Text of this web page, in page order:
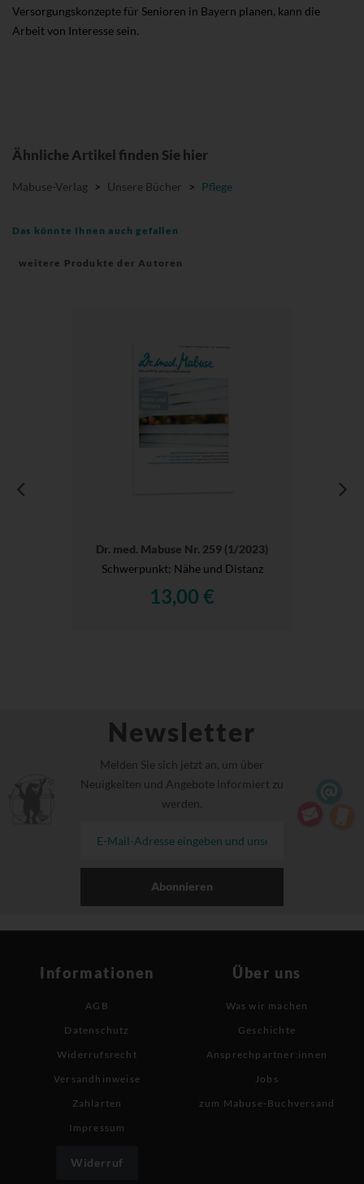
Versorgungskonzepte für Senioren in Bayern planen, kann die
Arbeit von Interesse sein.
Ähnliche Artikel finden Sie hier
Mabuse-Verlag > Unsere Bücher > Pflege
Das könnte Ihnen auch gefallen
weitere Produkte der Autoren
Dr. med. Mabuse Nr. 259 (1/2023)
Schwerpunkt: Nähe und Distanz
13,00 €
Newsletter
Melden Sie sich jetzt an, um über
Neuigkeiten und Angebote informiert zu
werden.
Abonnieren
Informationen
AGB
Datenschutz
Widerrufsrecht
Versandhinweise
Zahlarten
Impressum
Widerruf
Über uns
Was wir machen
Geschichte
Ansprechpartner:innen
Jobs
zum Mabuse-Buchversand